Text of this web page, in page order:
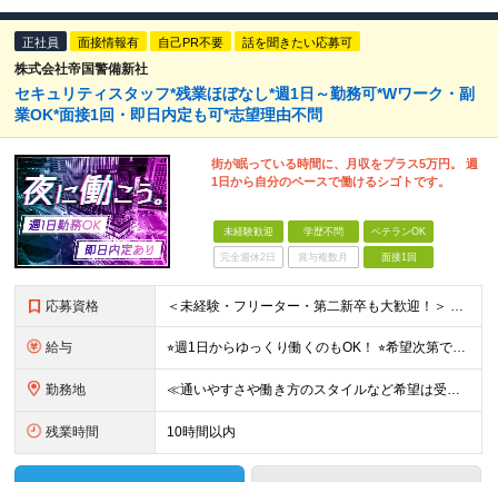
正社員 面接情報有 自己PR不要 話を聞きたい応募可
株式会社帝国警備新社
セキュリティスタッフ*残業ほぼなし*週1日～勤務可*Wワーク・副
業OK*面接1回・即日内定も可*志望理由不問
街が眠っている時間に、月収をプラス5万円。 週
1日から自分のペースで働けるシゴトです。
未経験歓迎 学歴不問 ベテランOK
完全週休2日 賞与複数月 面接1回
応募資格 ＜未経験・フリーター・第二新卒も大歓迎！＞ ※学歴不問 ★堅苦しい志望動機は必要なし！ ★コミュ力に自信がなくてもOK！ ★特別な資格や専門知識は必要ありません！ 【こんな想いをお持ちの方はぜひ
給与 ⭐︎週1日からゆっくり働くのもOK！ ⭐︎希望次第で収入UPも可能！ 当務（当直）／日給21,450円～24,700円 長夜勤／日給13,650円～15,275円 ※支給方法※ 15日締め、25日
勤務地 ≪通いやすさや働き方のスタイルなど希望は受け入れます！》 ★転居を伴う転勤なし ★直行直帰が基本 ★駅チカ・オープニング案件も多数 ・希望に応じて東京都内近郊、ほか神奈川・千葉・埼玉も含め、配属先を
残業時間 10時間以内